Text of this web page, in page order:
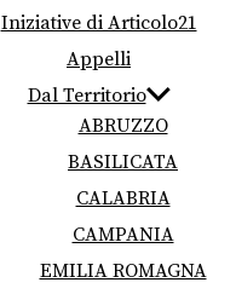
Iniziative di Articolo21
Appelli
Dal Territorio
ABRUZZO
BASILICATA
CALABRIA
CAMPANIA
EMILIA ROMAGNA